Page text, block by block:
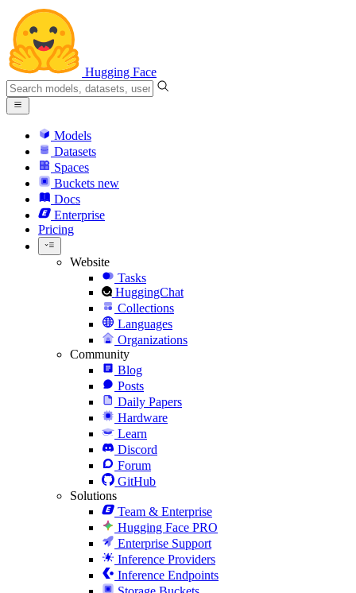
Hugging Face
Models
Datasets
Spaces
Buckets new
Docs
Enterprise
Pricing
Website
Tasks
HuggingChat
Collections
Languages
Organizations
Community
Blog
Posts
Daily Papers
Hardware
Learn
Discord
Forum
GitHub
Solutions
Team & Enterprise
Hugging Face PRO
Enterprise Support
Inference Providers
Inference Endpoints